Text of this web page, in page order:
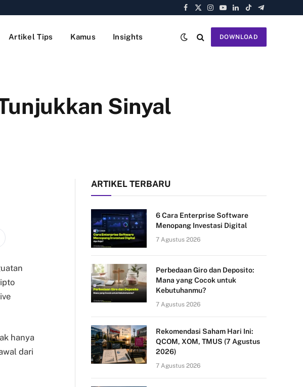
Facebook
X
Instagram
YouTube
LinkedIn
TikTokTelegram
Artikel Tips Kamus Insights DOWNLOAD
Sinyal
hanya
dari
ARTIKEL TERBARU
6 Cara Enterprise Software
Menopang Investasi Digital
7 Agustus 2026
Perbedaan Giro dan Deposito:
Mana yang Cocok untuk
Kebutuhanmu?
7 Agustus 2026
Rekomendasi Saham Hari Ini:
QCOM, XOM, TMUS (7 Agustus
2026)
7 Agustus 2026